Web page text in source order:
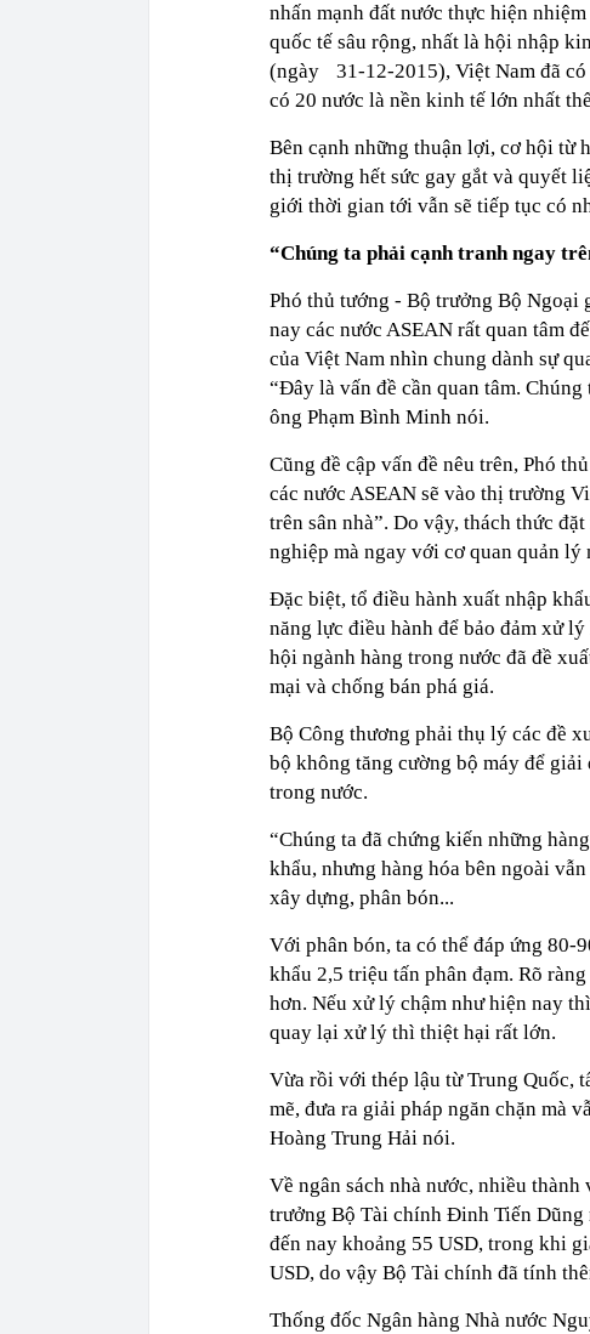
trọng mà không
09:40
Một người có 4 thói
quan hệ mà không
09:38
Tình hình Lê Giang
chào sàn
nhấn mạnh đất nước thực hiện
quốc tế sâu rộng, nhất là hội nhập
(ngày 31-12-2015), Việt Nam đã có
có 20 nước là nền kinh tế lớn nhất
Bên cạnh những thuận lợi, cơ hội từ
thị trường hết sức gay gắt và quyết
giới thời gian tới vẫn sẽ tiếp tục có
“Chúng ta phải cạnh tranh ngay
Phó thủ tướng - Bộ trưởng Bộ
nay các nước ASEAN rất quan tâm
của Việt Nam nhìn chung dành sự
“Đây là vấn đề cần quan tâm.
ông Phạm Bình Minh nói.
Cũng đề cập vấn đề nêu trên, Phó
các nước ASEAN sẽ vào thị trường
trên sân nhà”. Do vậy, thách thức
nghiệp mà ngay với cơ quan quản lý
Đặc biệt, tổ điều hành xuất nhập
năng lực điều hành để bảo đảm xử
hội ngành hàng trong nước đã đề
mại và chống bán phá giá.
Bộ Công thương phải thụ lý các đề
bộ không tăng cường bộ máy để
trong nước.
“Chúng ta đã chứng kiến những
khẩu, nhưng hàng hóa bên ngoài
xây dựng, phân bón...
Với phân bón, ta có thể đáp ứng 80-
khẩu 2,5 triệu tấn phân đạm. Rõ
hơn. Nếu xử lý chậm như hiện nay
quay lại xử lý thì thiệt hại rất lớn.
Vừa rồi với thép lậu từ Trung Quốc,
mẽ, đưa ra giải pháp ngăn chặn mà
Hoàng Trung Hải nói.
Về ngân sách nhà nước, nhiều
trưởng Bộ Tài chính Đinh Tiến
đến nay khoảng 55 USD, trong khi
USD, do vậy Bộ Tài chính đã tính
Thống đốc Ngân hàng Nhà nước